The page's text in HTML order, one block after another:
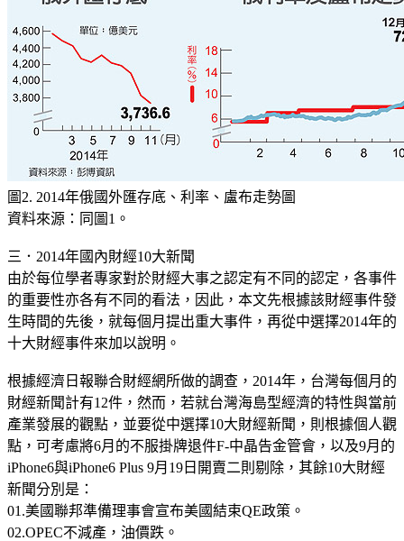
圖2. 2014年俄國外匯存底、利率、盧布走勢圖
資料來源：同圖1。
三．2014年國內財經10大新聞
由於每位學者專家對於財經大事之認定有不同的認定，各事件
的重要性亦各有不同的看法，因此，本文先根據該財經事件發
生時間的先後，就每個月提出重大事件，再從中選擇2014年的
十大財經事件來加以說明。
根據經濟日報聯合財經網所做的調查，2014年，台灣每個月的
財經新聞計有12件，然而，若就台灣海島型經濟的特性與當前
產業發展的觀點，並要從中選擇10大財經新聞，則根據個人觀
點，可考慮將6月的不服掛牌退件F-中晶告金管會，以及9月的
iPhone6與iPhone6 Plus 9月19日開賣二則剔除，其餘10大財經
新聞分別是：
01.美國聯邦準備理事會宣布美國結束QE政策。
02.OPEC不減產，油價跌。